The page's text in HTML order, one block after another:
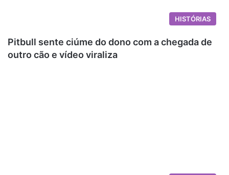
HISTÓRIAS
Pitbull sente ciúme do dono com a chegada de
outro cão e vídeo viraliza